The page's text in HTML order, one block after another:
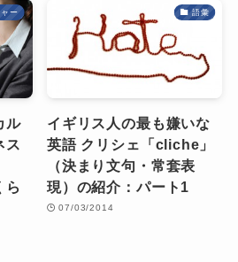
ー
ル
ス
ら
語彙
イギリス人の最も嫌いな
英語 クリシェ「cliche」
（決まり文句・常套表
現）の紹介：パート1
07/03/2014